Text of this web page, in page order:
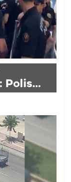
Polis